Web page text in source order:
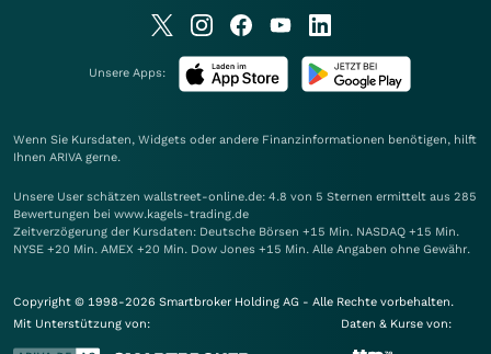
Unsere Apps:
Wenn Sie Kursdaten, Widgets oder andere Finanzinformationen benötigen, hilft
Ihnen ARIVA gerne.
Unsere User schätzen wallstreet-online.de: 4.8 von 5 Sternen ermittelt aus 285
Bewertungen bei www.kagels-trading.de
Zeitverzögerung der Kursdaten: Deutsche Börsen +15 Min. NASDAQ +15 Min.
NYSE +20 Min. AMEX +20 Min. Dow Jones +15 Min. Alle Angaben ohne Gewähr.
Copyright © 1998-2026 Smartbroker Holding AG - Alle Rechte vorbehalten.
Mit Unterstützung von:
Daten & Kurse von: